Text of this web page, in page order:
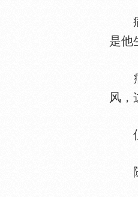
病
是他
病
风，
但
随